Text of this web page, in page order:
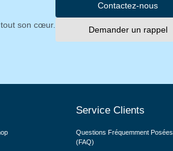
son cœur.
Contactez-nous
Demander un rappel
Service Clients
Questions Fréquemment Posées
(FAQ)